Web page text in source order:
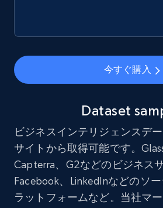
Account id, Nickname, Biography,
engagement rate, Comment
Social media
8.3K+ 963+
今すぐ購入
Dataset
ビジネスインテリジェンスデ
サイトから取得可能です。
Capterra、G2などのビジネス
Facebook、LinkedInなどのソ
ラットフォームなど。当社マ